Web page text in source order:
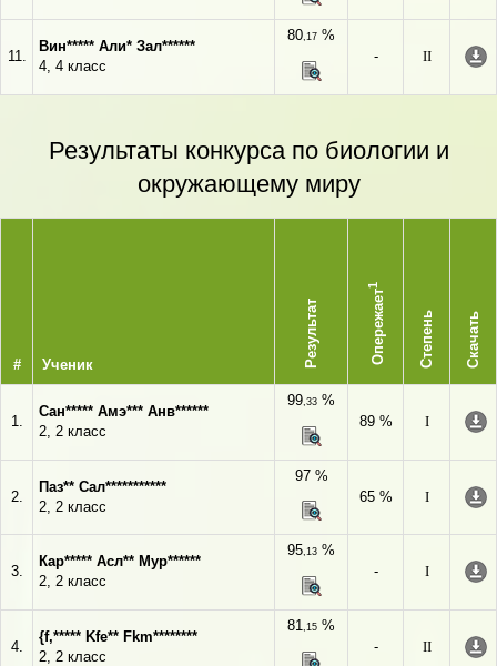
11.
Вин***** Али* Зал******
4, 4 класс
80,17 %
-
II
Результаты конкурса по биологии и
окружающему миру
# Ученик Результат Опережает
1
Степень Скачать
1.
Сан***** Амэ*** Анв******
2, 2 класс
99,33 %
89 %
I
2.
Паз** Сал***********
2, 2 класс
97 %
65 %
I
3.
Кар***** Асл** Мур******
2, 2 класс
95,13 %
-
I
4.
{f,***** Kfe** Fkm********
2, 2 класс
81,15 %
-
II